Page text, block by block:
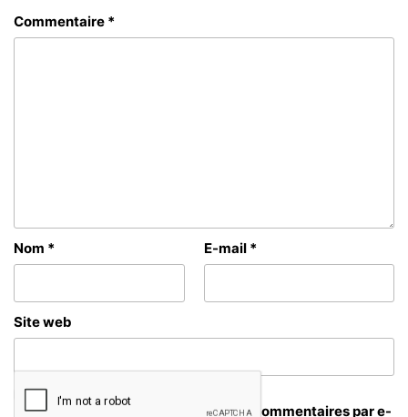
Commentaire *
Nom * E-mail *
Site web
Prévenez-moi de tous les nouveaux commentaires par e-